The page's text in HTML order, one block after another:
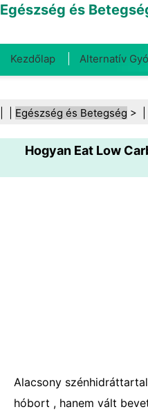
Egészség és
Kezdőlap Alternatív
Fogegészség Diéta És
Egészség Egészségügyi
Közegészségügy És
Egészség és Betegség > |
Hogyan Eat Low
Alacsony
hóbort , hanem vált